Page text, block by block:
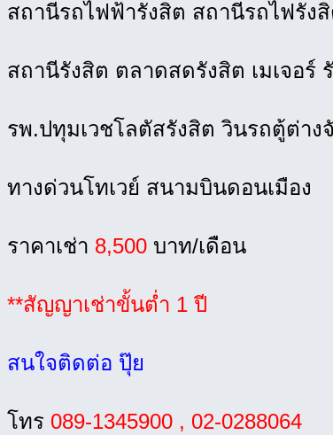
สถานีรถไฟฟ้ารังสิต สถานีรถไฟรัง
สถานีรังสิต ตลาดสดรังสิต เมเจอร์
รพ.ปทุมเวชโลตัสรังสิต วินรถตู้ต่าง
ทางด่วนโทเวย์ สนามบินดอนเมือง
ราคาเช่า 8,500บาท/เดือน
**สัญญาเช่าขั้นต่ำ 1 ปี
สนใจติดต่อ ปุ๊ย
โทร 089-1345900 , 02-0288064